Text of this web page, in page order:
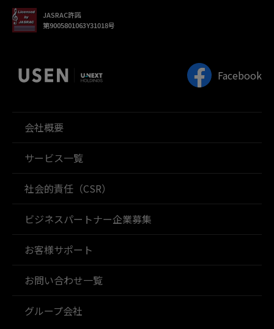
JASRAC許諾
第9005801063Y31018号
Facebook
会社概要
サービス一覧
社会的責任（CSR）
ビジネスパートナー企業募集
お客様サポート
お問い合わせ一覧
グループ会社